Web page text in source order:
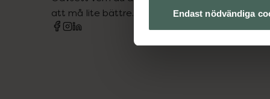
Endast nödvändiga
att må lite bättre. Välkommen att prata med